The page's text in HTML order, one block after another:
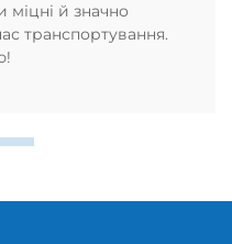
міцні й значно
транспортування.